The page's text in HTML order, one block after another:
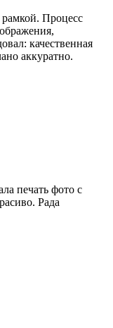
рамкой. Процесс
качественная
аккуратно.
печать фото с
Рада